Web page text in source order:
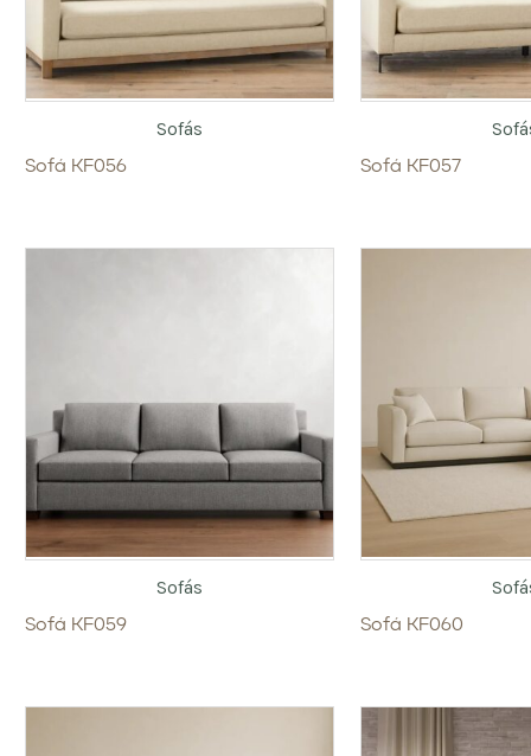
Sofás
Sofá KF056 Sofá KF057
Sofás
Sofá KF059 Sofá KF060